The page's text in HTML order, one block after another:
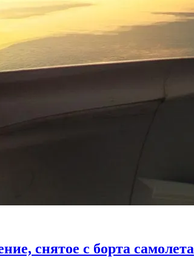
снятое с борта самолета